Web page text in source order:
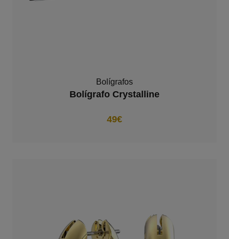
Bolígrafos
Bolígrafo Crystalline
49€